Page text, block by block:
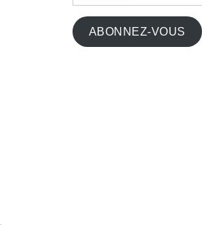
ABONNEZ-VOUS